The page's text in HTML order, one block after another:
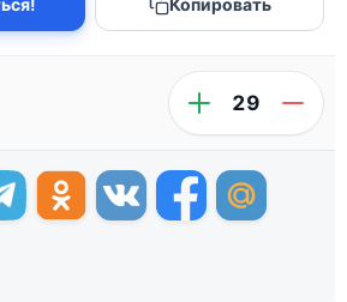
Копировать
29